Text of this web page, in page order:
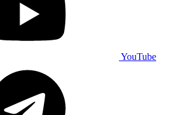
YouTube